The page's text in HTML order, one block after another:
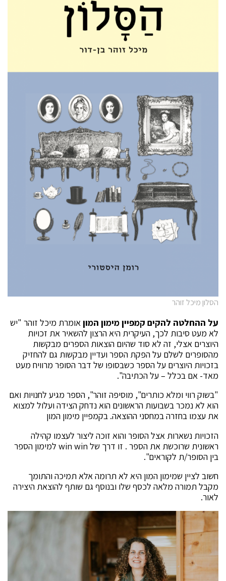
הסלון מיכל זוהר
על ההחלטה להקים קמפיין מימון המוןאומרת מיכל זוהר "יש
לא מעט סיבות לכך, העיקרית היא הרצון להשאיר את זכויות
היוצרים אצלי, זה לא סוד שהיום הוצאות הספרים מבקשות
מהסופרים לשלם על הפקת הספר ועדיין מבקשות גם להחזיק
בזכויות היוצרים על הספר כשבסופו של דבר הסופר מרוויח מעט
מאד- אם בכלל – על הכתיבה".
"בשוק רווי ומלא כותרים", מוסיפה זוהר", הספר מגיע לחנויות ואם
הוא לא נמכר בשבועות הראשונים הוא נדחק הצידה ועלול למצוא
את עצמו בחזרה במחסני ההוצאה. בקמפיין מימון המון
הזכויות נשארות אצל הסופר והוא זוכה ליצור לעצמו קהילה
ראשונית שרוכשת את הספר . זו דרך של win win למימון הספר
בין הסופר/ת לקוראים".
חשוב לציין שמימון המון היא לא תרומה אלא תמיכה והתומך
מקבל תמורה מלאה לכסף שלו ובנוסף גם שותף להוצאת היצירה
לאור.